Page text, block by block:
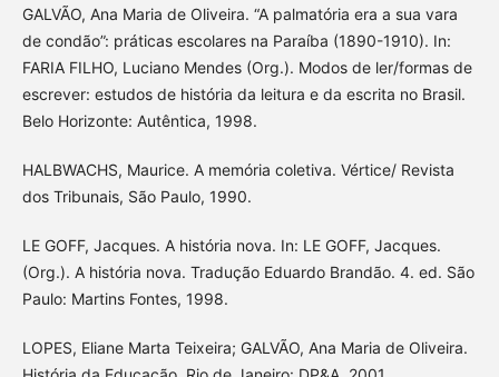
GALVÃO, Ana Maria de Oliveira. “A palmatória era a sua vara
de condão”: práticas escolares na Paraíba (1890-1910). In:
FARIA FILHO, Luciano Mendes (Org.). Modos de ler/formas de
escrever: estudos de história da leitura e da escrita no Brasil.
Belo Horizonte: Autêntica, 1998.
HALBWACHS, Maurice. A memória coletiva. Vértice/ Revista
dos Tribunais, São Paulo, 1990.
LE GOFF, Jacques. A história nova. In: LE GOFF, Jacques.
(Org.). A história nova. Tradução Eduardo Brandão. 4. ed. São
Paulo: Martins Fontes, 1998.
LOPES, Eliane Marta Teixeira; GALVÃO, Ana Maria de Oliveira.